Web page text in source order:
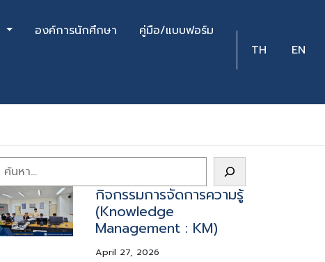
องค์การนักศึกษา คู่มือ/แบบฟอร์ม
TH EN
Search
กิจกรรมการจัดการความรู้
(Knowledge
Management : KM)
April 27, 2026